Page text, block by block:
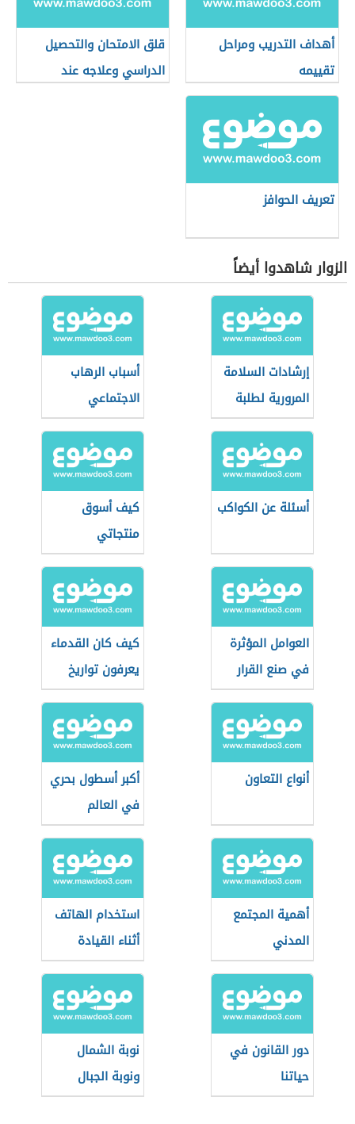
أهداف التدريب ومراحل
تقييمه
قلق الامتحان والتحصيل
الدراسي وعلاجه عند
تعريف الحوافز
الزوار شاهدوا أيضاً
إرشادات السلامة
المرورية لطلبة
المدارس
أسباب الرهاب
الاجتماعي
أسئلة عن الكواكب
كيف أسوق
منتجاتي
العوامل المؤثرة
في صنع القرار
السياسي
كيف كان القدماء
يعرفون تواريخ
الأيام والشهور
أنواع التعاون
أكبر أسطول بحري
في العالم
أهمية المجتمع
المدني
استخدام الهاتف
أثناء القيادة
دور القانون في
حياتنا
نوبة الشمال
ونوبة الجبال